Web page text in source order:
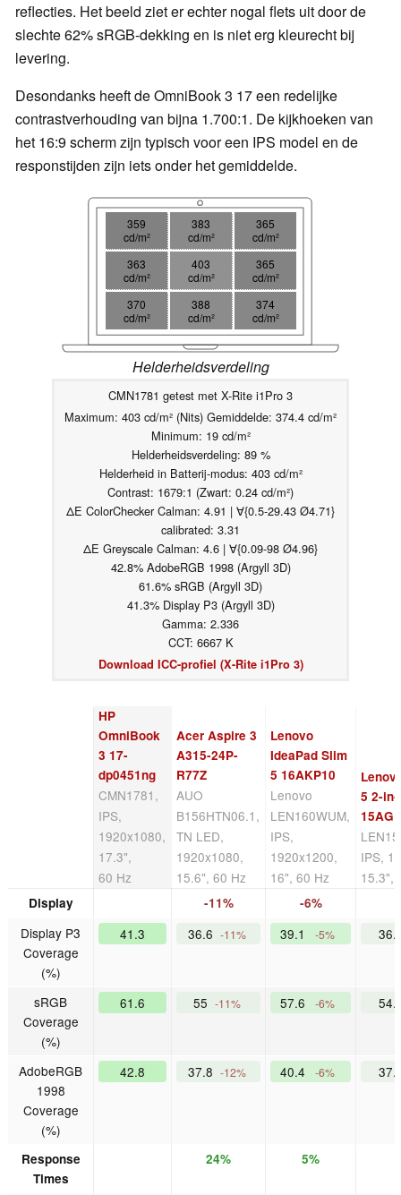
reflecties. Het beeld ziet er echter nogal flets uit door de
slechte 62% sRGB-dekking en is niet erg kleurecht bij
levering.
Desondanks heeft de OmniBook 3 17 een redelijke
contrastverhouding van bijna 1.700:1. De kijkhoeken van
het 16:9 scherm zijn typisch voor een IPS model en de
responstijden zijn iets onder het gemiddelde.
359
cd/m²
383
cd/m²
365
cd/m²
363
cd/m²
403
cd/m²
365
cd/m²
370
cd/m²
388
cd/m²
374
cd/m²
Helderheidsverdeling
CMN1781 getest met X-Rite i1Pro 3
Maximum: 403 cd/m² (Nits) Gemiddelde: 374.4 cd/m²
Minimum: 19 cd/m²
Helderheidsverdeling: 89 %
Helderheid in Batterij-modus: 403 cd/m²
Contrast: 1679:1 (Zwart: 0.24 cd/m²)
ΔE ColorChecker Calman: 4.91 | ∀{0.5-29.43 Ø4.71}
calibrated: 3.31
ΔE Greyscale Calman: 4.6 | ∀{0.09-98 Ø4.96}
42.8% AdobeRGB 1998 (Argyll 3D)
61.6% sRGB (Argyll 3D)
41.3% Display P3 (Argyll 3D)
Gamma: 2.336
CCT: 6667 K
Download ICC-profiel (X-Rite i1Pro 3)
HP
OmniBook
3 17-
dp0451ng
CMN1781,
IPS,
1920x1080,
17.3",
60 Hz
Acer Aspire 3
A315-24P-
R77Z
AUO
B156HTN06.1,
TN LED,
1920x1080,
15.6", 60 Hz
Lenovo
IdeaPad Slim
5 16AKP10
Lenovo
LEN160WUM,
IPS,
1920x1200,
16", 60 Hz
5 2-
IPS,
15.3",
Display -11% -6%
Display P3
Coverage
(%)
41.3 36.6 -11% 39.1 -5%
sRGB
Coverage
(%)
61.6 55 -11% 57.6 -6%
AdobeRGB
1998
Coverage
(%)
42.8 37.8 -12% 40.4 -6%
Response
Times
24% 5%